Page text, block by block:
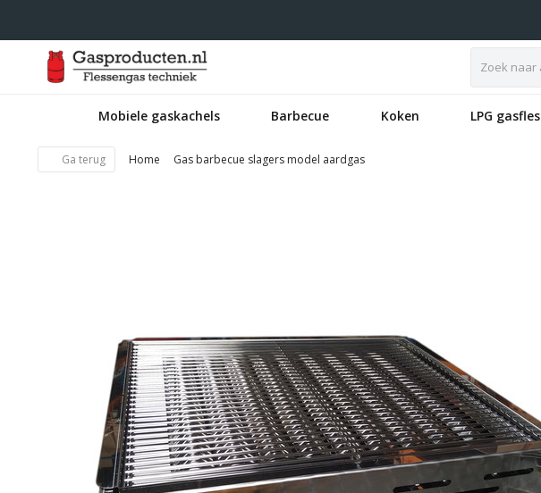
Mobiele gaskachels Barbecue Koken LPG gasfles
Ga terug Home Gas barbecue slagers model aardgas